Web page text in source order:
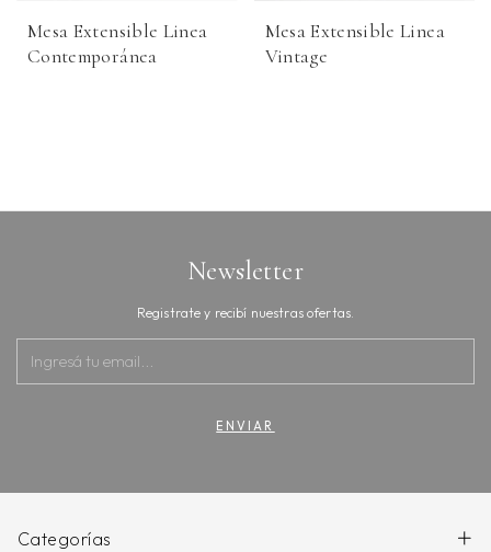
Mesa Extensible Linea
Contemporánea
Mesa Extensible Linea
Vintage
Newsletter
Registrate y recibí nuestras ofertas.
Categorías